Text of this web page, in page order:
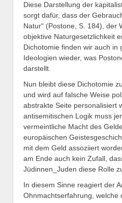
Diese Darstellung der
sorgt dafür, dass der
Natur“ (Postone, S. 184), der
objektive Naturgesetzlichkeit
Dichotomie finden wir auch in
Ideologien wieder, was
darstellt.
Nun bleibt diese Dichotomie
und wird auf falsche Weise
abstrakte Seite personalisiert
antisemitischen Logik muss
vermeintliche Macht des
europäischen
mit dem Geld assoziiert
am Ende auch kein Zufall,
Jüdinnen_Juden diese Rolle
In diesem Sinne reagiert der
Ohnmachtserfahrung, welche